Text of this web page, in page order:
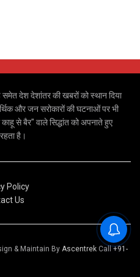
समेत देश देशांतर की खबरों को स्थान दिया
और जन सरोकारों की घटनाओं पर भी
से बैर" वाले सिद्धांत को अपनाते हुए
है।
Policy
Us
& Maintain By Ascentrek Call+91-